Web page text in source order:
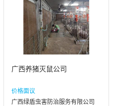
广西养猪灭鼠公司
价格面议
广西绿盾虫害防治服务有限公司